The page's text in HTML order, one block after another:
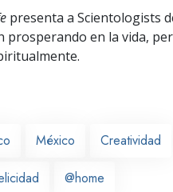
presenta a Scientologists
prosperando en la vida,
México Creatividad
@home